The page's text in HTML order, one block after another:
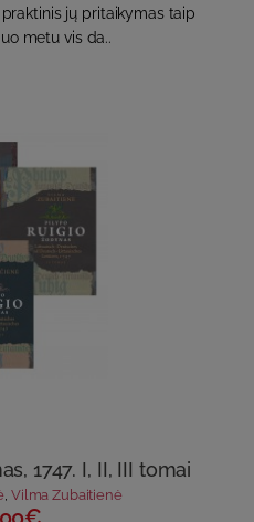
jų pritaikymas taip
metu vis da..
1747. I, II, III tomai
, Vilma Zubaitienė